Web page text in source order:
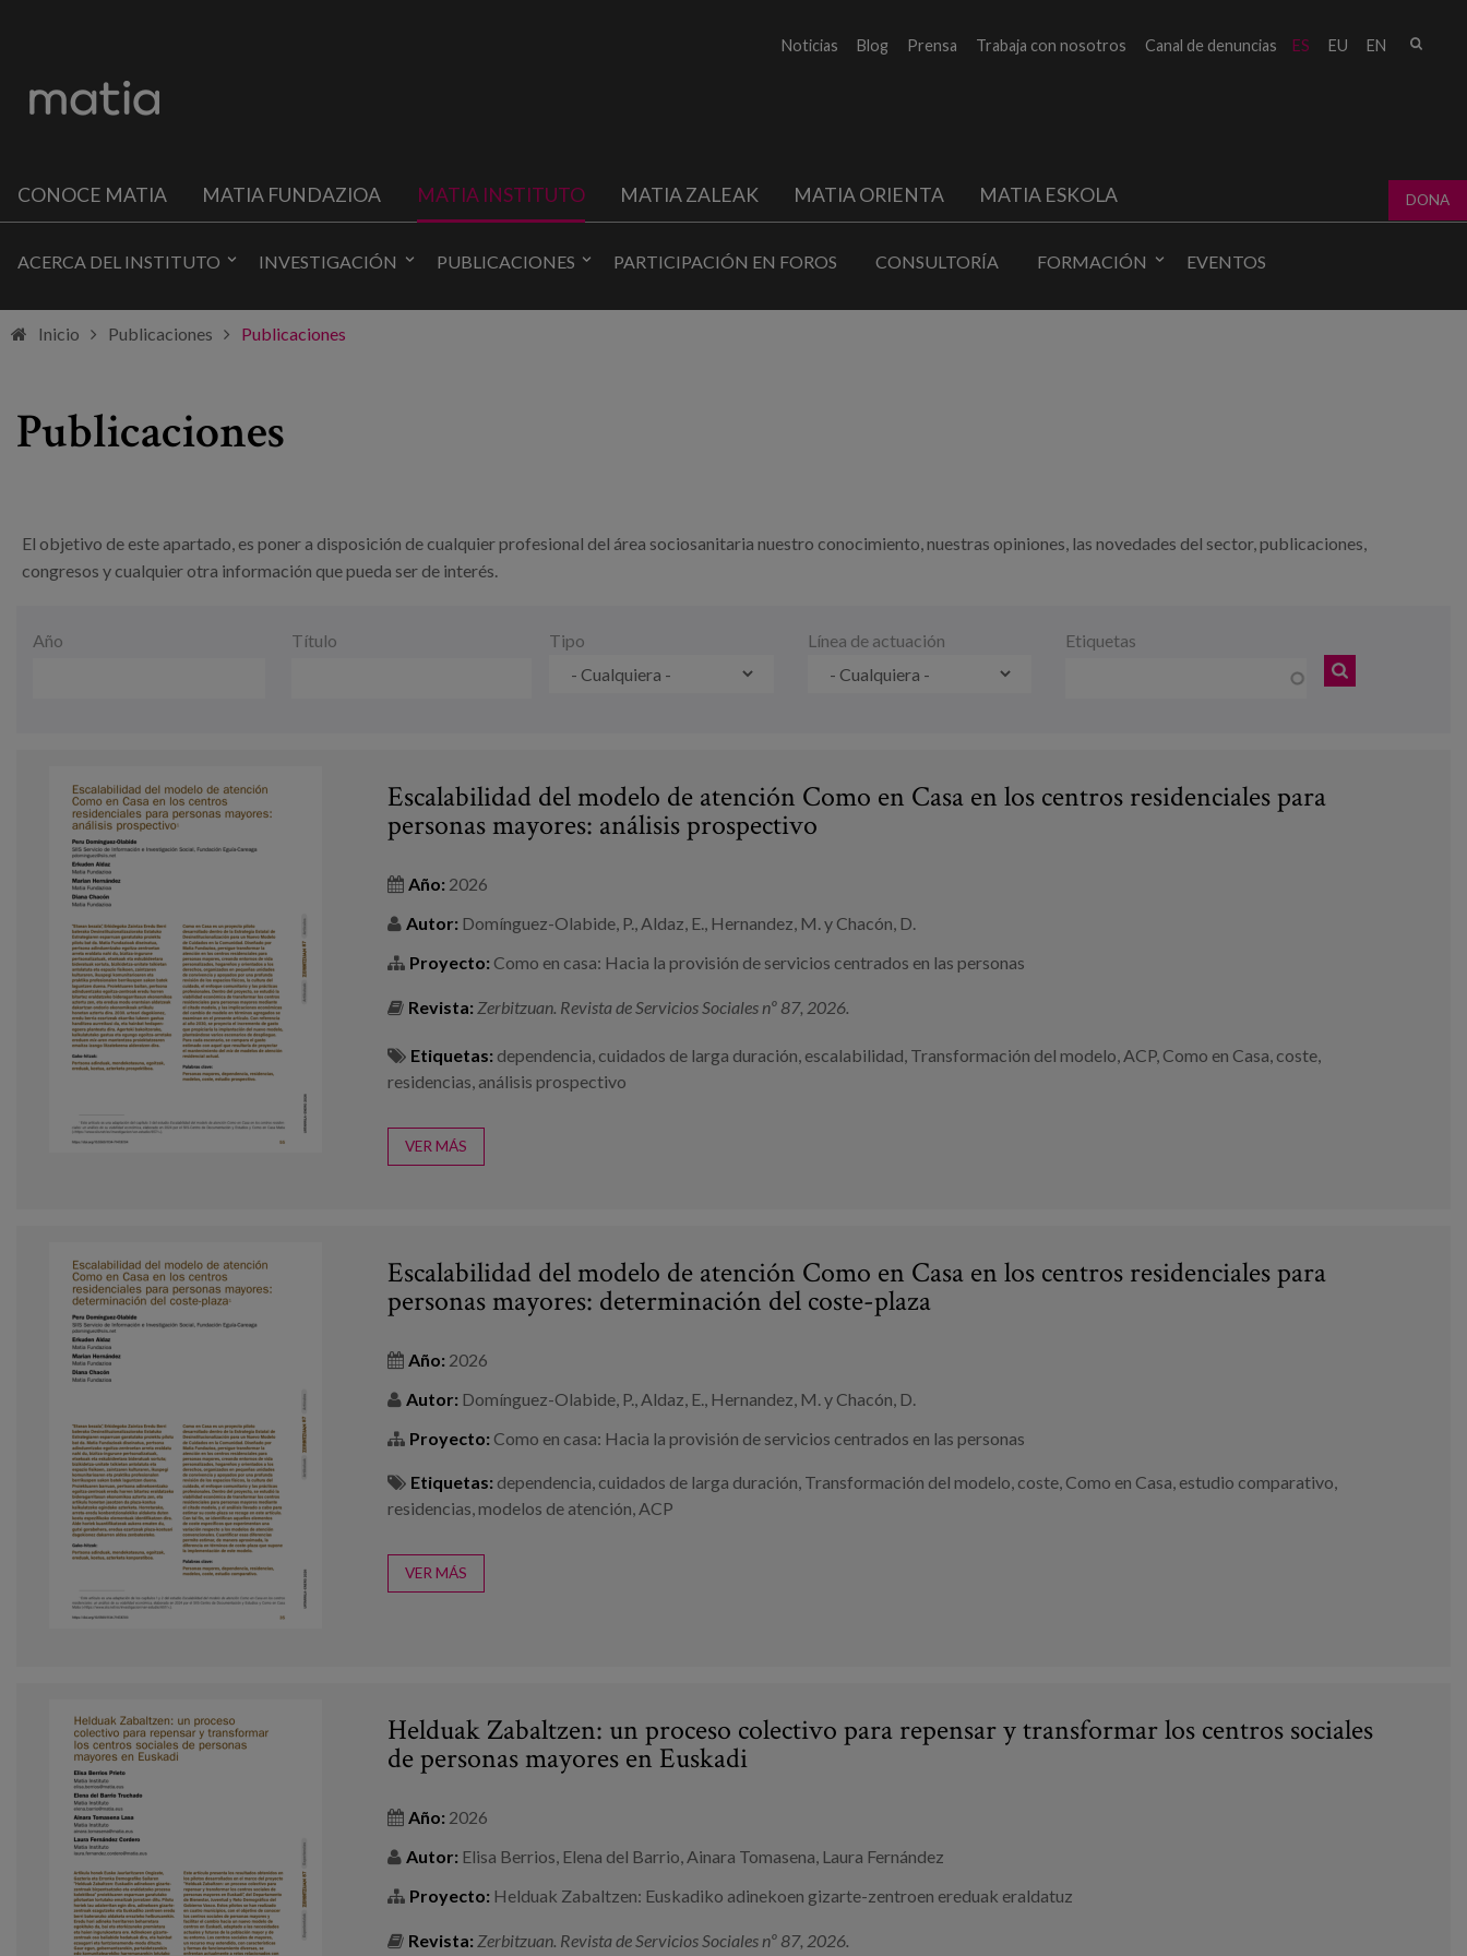
ES EU EN
Noticias Blog Prensa Trabaja con nosotros Canal de denuncias
CONOCE MATIA MATIA FUNDAZIOA MATIA INSTITUTO MATIA ZALEAK MATIA ORIENTA MATIA ESKOLA DONA
ACERCA DEL INSTITUTO INVESTIGACIÓN PUBLICACIONES PARTICIPACIÓN EN FOROS CONSULTORÍA FORMACIÓN EVENTOS
Inicio Publicaciones Publicaciones
Publicaciones
El objetivo de este apartado, es poner a disposición de cualquier profesional del área sociosanitaria nuestro conocimiento, nuestras opiniones, las novedades del sector, publicaciones,
congresos y cualquier otra información que pueda ser de interés.
Año
Fecha Título Tipo Línea de actuación Etiquetas
Escalabilidad del modelo de atención Como en Casa en los centros residenciales para
personas mayores: análisis prospectivo
Año: 2026
Autor: Domínguez-Olabide, P., Aldaz, E., Hernandez, M. y Chacón, D.
Proyecto: Como en casa: Hacia la provisión de servicios centrados en las personas
Revista: Zerbitzuan. Revista de Servicios Sociales nº 87, 2026.
Etiquetas: dependencia, cuidados de larga duración, escalabilidad, Transformación del modelo, ACP, Como en Casa, coste,
residencias, análisis prospectivo
VER MÁS
Escalabilidad del modelo de atención Como en Casa en los centros residenciales para
personas mayores: determinación del coste-plaza
Año: 2026
Autor: Domínguez-Olabide, P., Aldaz, E., Hernandez, M. y Chacón, D.
Proyecto: Como en casa: Hacia la provisión de servicios centrados en las personas
Etiquetas: dependencia, cuidados de larga duración, Transformación del modelo, coste, Como en Casa, estudio comparativo,
residencias,modelos de atención, ACP
VER MÁS
Helduak Zabaltzen: un proceso colectivo para repensar y transformar los centros sociales
de personas mayores en Euskadi
Año: 2026
Autor: Elisa Berrios, Elena del Barrio, Ainara Tomasena, Laura Fernández
Proyecto: Helduak Zabaltzen: Euskadiko adinekoen gizarte-zentroen ereduak eraldatuz
Revista: Zerbitzuan. Revista de Servicios Sociales nº 87, 2026.